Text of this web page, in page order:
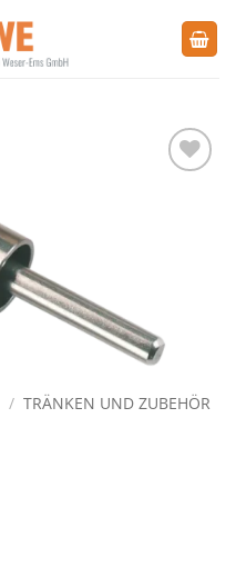
/ TRÄNKEN UND ZUBEHÖR